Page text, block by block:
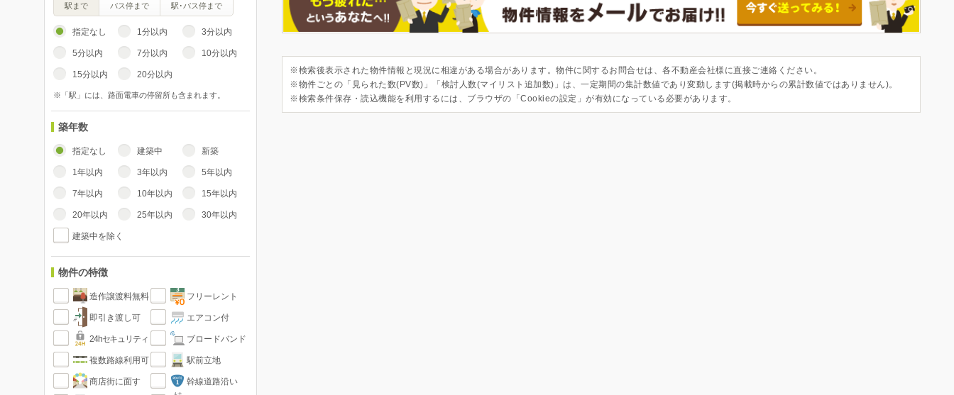
駅まで バス停まで 駅･バス停まで
指定なし 1分以内 3分以内
5分以内 7分以内 10分以内
15分以内 20分以内
※「駅」には、路面電車の停留所も含まれます。
築年数
指定なし 建築中 新築
1年以内 3年以内 5年以内
7年以内 10年以内 15年以内
20年以内 25年以内 30年以内
建築中を除く
物件の特徴
造作譲渡料無料 フリーレント
即引き渡し可 エアコン付
24hセキュリティ ブロードバンド
複数路線利用可 駅前立地
商店街に面す 幹線道路沿い
※検索後表示された物件情報と現況に相違がある場合があります。物件に関するお問合せは、各不動産会社様に直接ご連絡ください。
※物件ごとの「見られた数(PV数)」「検討人数(マイリスト追加数)」は、一定期間の集計数値であり変動します(掲載時からの累計数値ではありません)。
※検索条件保存・読込機能を利用するには、ブラウザの「Cookieの設定」が有効になっている必要があります。